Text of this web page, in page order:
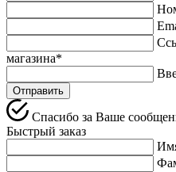
магазина*
Спасибо за Ваше
Быстрый заказ